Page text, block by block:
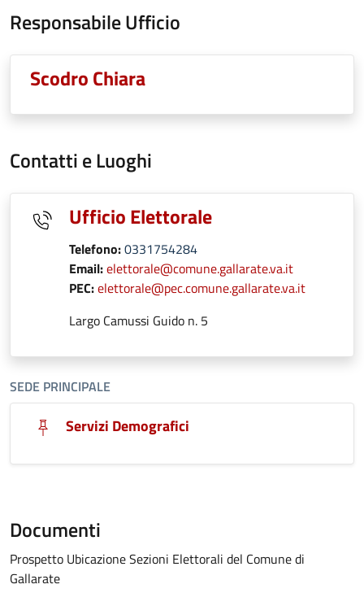
Responsabile Ufficio
Scodro Chiara
Contatti e Luoghi
Ufficio Elettorale
Telefono:0331754284
Email:elettorale@comune.gallarate.va.it
PEC:elettorale@pec.comune.gallarate.va.it
Largo Camussi Guido n. 5
SEDE PRINCIPALE
Servizi Demografici
Documenti
Prospetto Ubicazione Sezioni Elettorali del Comune di
Gallarate